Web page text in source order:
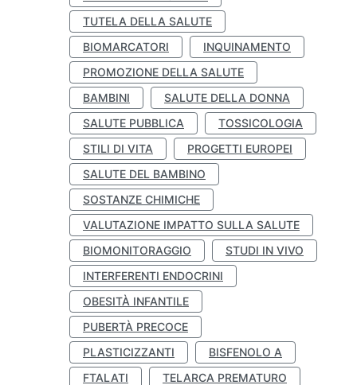
TUTELA DELLA SALUTE
BIOMARCATORI
INQUINAMENTO
PROMOZIONE DELLA SALUTE
BAMBINI
SALUTE DELLA DONNA
SALUTE PUBBLICA
TOSSICOLOGIA
STILI DI VITA
PROGETTI EUROPEI
SALUTE DEL BAMBINO
SOSTANZE CHIMICHE
VALUTAZIONE IMPATTO SULLA SALUTE
BIOMONITORAGGIO
STUDI IN VIVO
INTERFERENTI ENDOCRINI
OBESITÀ INFANTILE
PUBERTÀ PRECOCE
PLASTICIZZANTI
BISFENOLO A
FTALATI
TELARCA PREMATURO